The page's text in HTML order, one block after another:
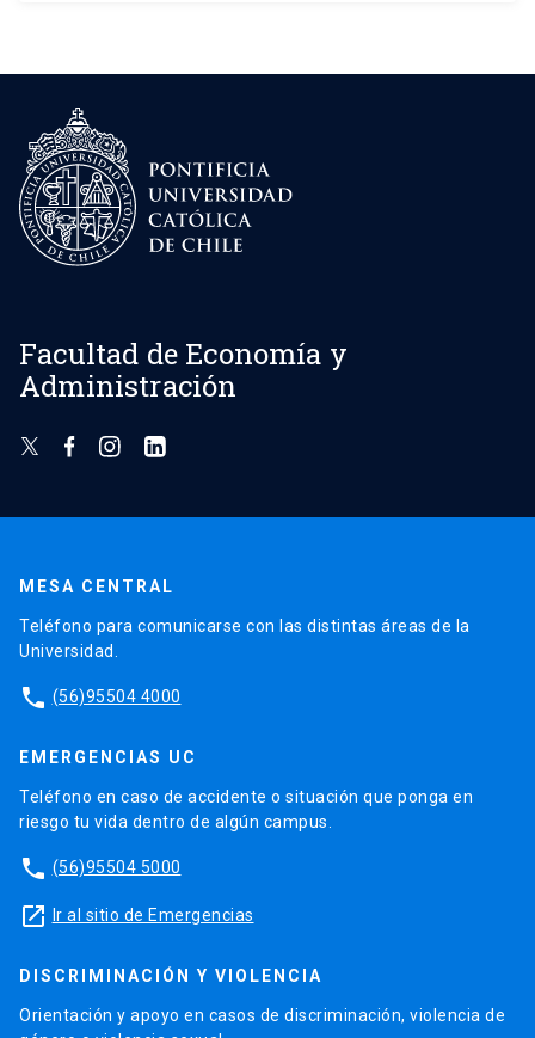
Facultad de Economía y
Administración
MESA CENTRAL
Teléfono para comunicarse con las distintas áreas de la
Universidad.
phone (56)95504 4000
EMERGENCIAS UC
Teléfono en caso de accidente o situación que ponga en
riesgo tu vida dentro de algún campus.
phone (56)95504 5000
launch Ir al sitio de Emergencias
DISCRIMINACIÓN Y VIOLENCIA
Orientación y apoyo en casos de discriminación, violencia de